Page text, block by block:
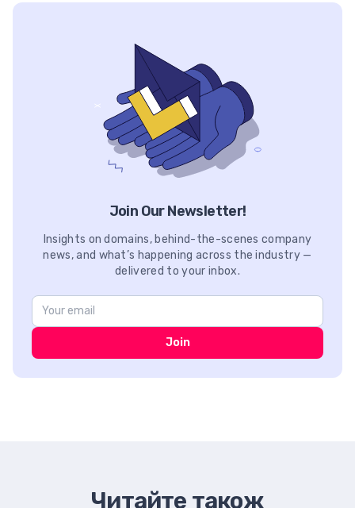
Join Our Newsletter!
Insights on domains, behind-the-scenes company
news, and what’s happening across the industry —
delivered to your inbox.
Join
Читайте також